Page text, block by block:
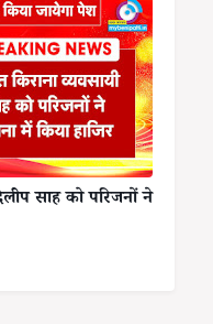
साह को परिजनों ने